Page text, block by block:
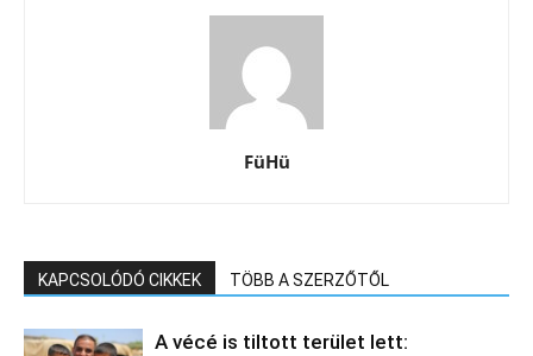
FüHü
KAPCSOLÓDÓ CIKKEK TÖBB A SZERZŐTŐL
A vécé is tiltott terület lett: